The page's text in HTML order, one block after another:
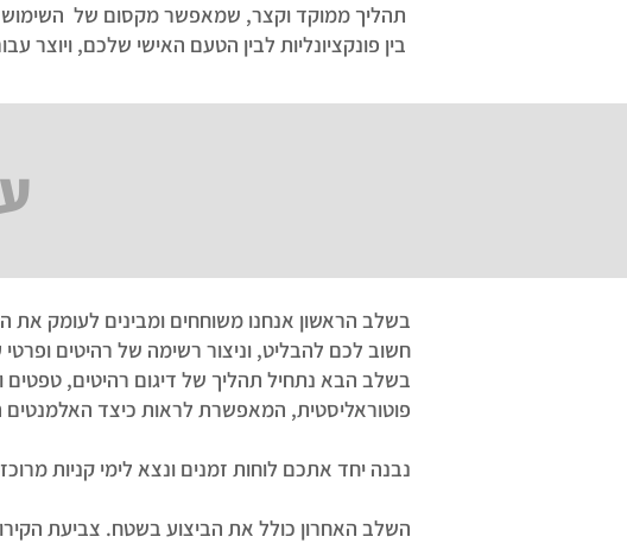
תהליך ממוקד וקצר, שמאפשר מקסום של השימוש
בין פונקציונליות לבין הטעם האישי שלכם,
בשלב הראשון אנחנו משוחחים ומבינים לעומק
חשוב לכם להבליט, וניצור רשימה של רהיטים
בשלב הבא נתחיל תהליך של דיגום רהיטים, טפטים
פוטוראליסטית, המאפשרת לראות כיצד
נבנה יחד אתכם לוחות זמנים ונצא לימי קניות
השלב האחרון כולל את הביצוע בשטח. צביעת